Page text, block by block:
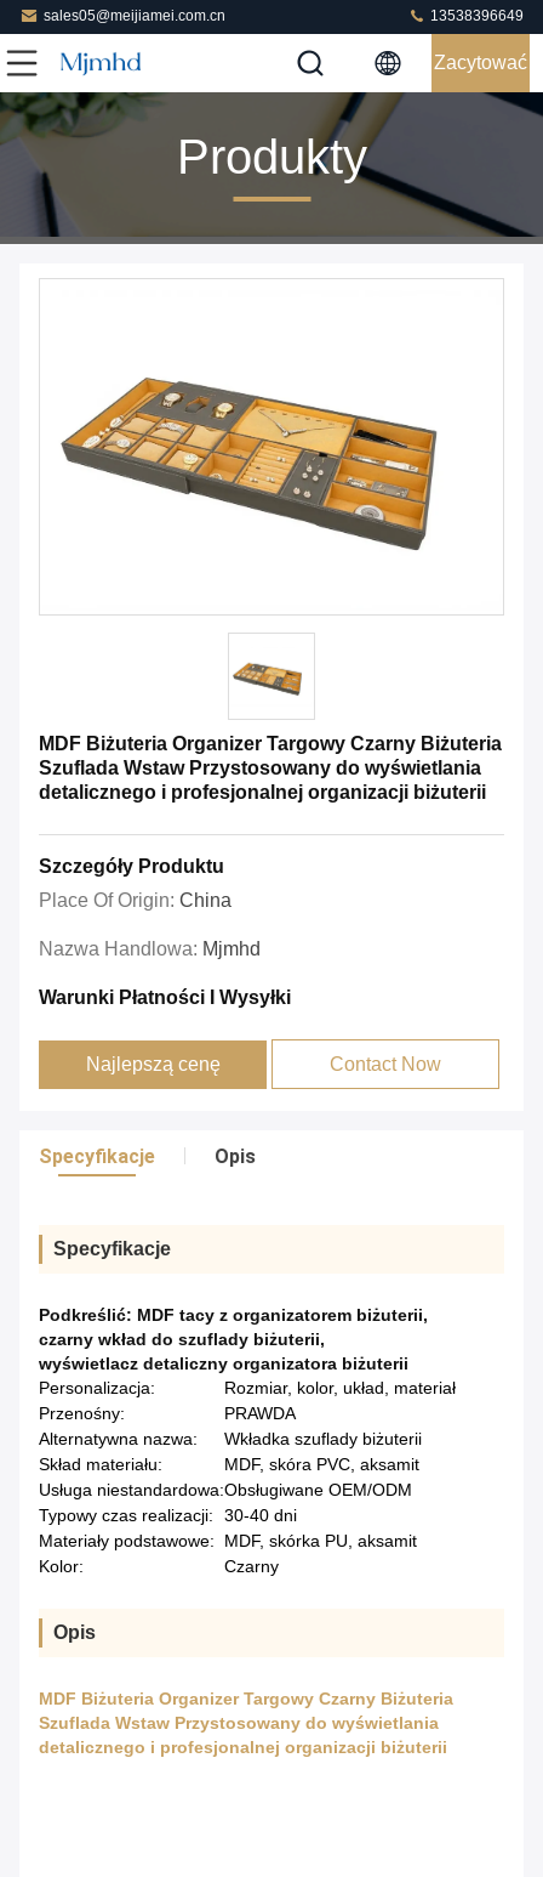
sales05@meijiamei.com.cn 13538396649
Zacytować
Produkty
MDF Biżuteria Organizer Targowy Czarny Biżuteria
Szuflada Wstaw Przystosowany do wyświetlania
detalicznego i profesjonalnej organizacji biżuterii
Szczegóły Produktu
Place Of Origin: China
Nazwa Handlowa: Mjmhd
Warunki Płatności I Wysyłki
Najlepszą cenę Contact Now
Specyfikacje Opis
Specyfikacje
Podkreślić: MDF tacy z organizatorem biżuterii,
czarny wkład do szuflady biżuterii,
wyświetlacz detaliczny organizatora biżuterii
Personalizacja:
Rozmiar, kolor, układ, materiał
Przenośny:
PRAWDA
Alternatywna nazwa:
Wkładka szuflady biżuterii
Skład materiału:
MDF, skóra PVC, aksamit
Usługa niestandardowa:Obsługiwane OEM/ODM
Typowy czas realizacji:
30-40 dni
Materiały podstawowe:
MDF, skórka PU, aksamit
Kolor:
Czarny
Opis
MDF Biżuteria Organizer Targowy Czarny Biżuteria
Szuflada Wstaw Przystosowany do wyświetlania
detalicznego i profesjonalnej organizacji biżuterii